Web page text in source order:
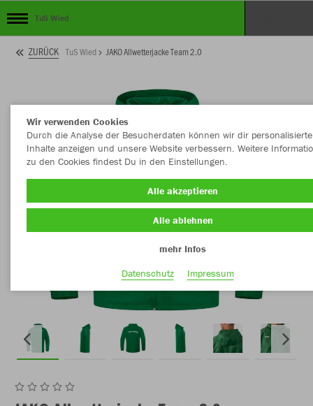
TuS Wied
ZURÜCK TuS Wied JAKO Allwetterjacke Team 2.0
Wir verwenden Cookies
Durch die Analyse der Besucherdaten können wir dir personalisierte
Inhalte anzeigen und unsere Website verbessern. Weitere
zu den Cookies findest Du in den Einstellungen.
Alle akzeptieren
Alle ablehnen
mehr Infos
Datenschutz
Impressum